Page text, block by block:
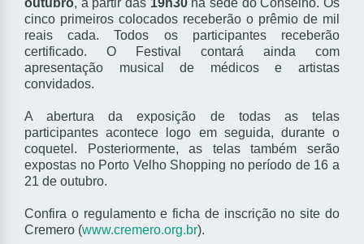
outubro, a partir das 19h30na sede do Conselho. Os
cinco primeiros colocados receberão o prêmio de mil
reais cada. Todos os participantes receberão
certificado. O Festival contará ainda com
apresentação musical de médicos e artistas
convidados.
A abertura da exposição de todas as telas
participantes acontece logo em seguida, durante o
coquetel. Posteriormente, as telas também serão
expostas no Porto Velho Shopping no período de 16 a
21 de outubro.
Confira o regulamento e ficha de inscrição no site do
Cremero (www.cremero.org.br).